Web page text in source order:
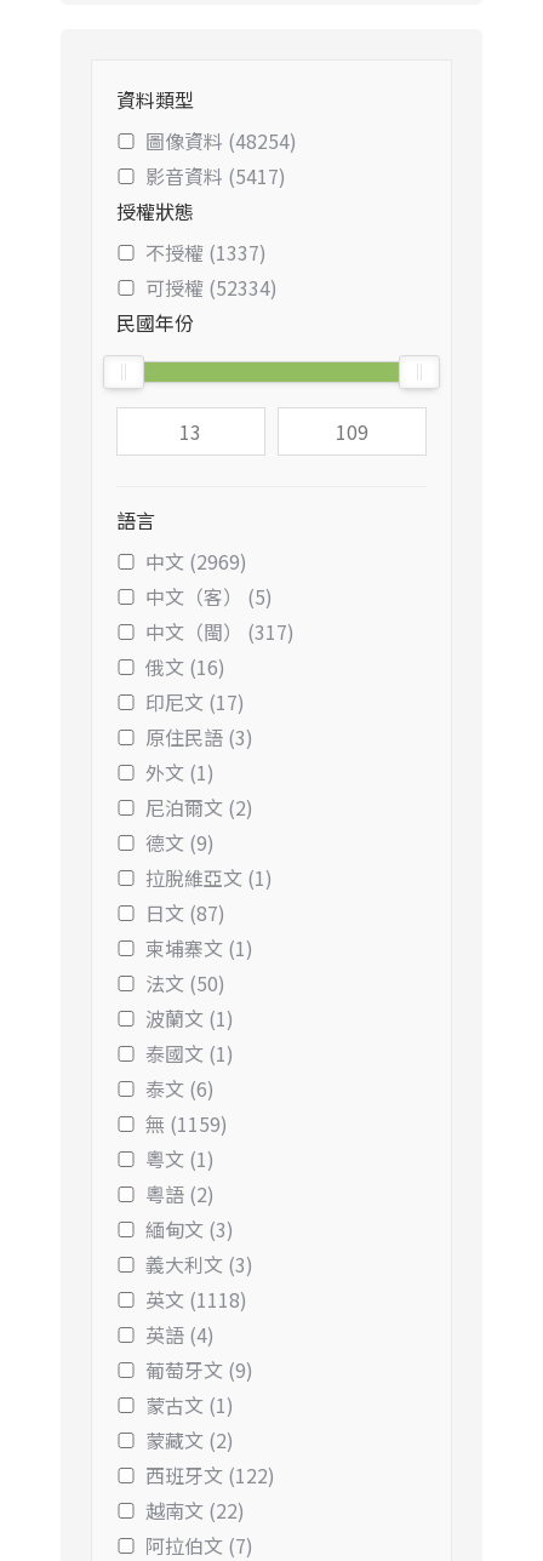
資料類型
圖像資料 (48254)
影音資料 (5417)
授權狀態
不授權 (1337)
可授權 (52334)
民國年份
語言
中文 (2969)
中文（客） (5)
中文（閩） (317)
俄文 (16)
印尼文 (17)
原住民語 (3)
外文 (1)
尼泊爾文 (2)
德文 (9)
拉脫維亞文 (1)
日文 (87)
柬埔寨文 (1)
法文 (50)
波蘭文 (1)
泰國文 (1)
泰文 (6)
無 (1159)
粵文 (1)
粵語 (2)
緬甸文 (3)
義大利文 (3)
英文 (1118)
英語 (4)
葡萄牙文 (9)
蒙古文 (1)
蒙藏文 (2)
西班牙文 (122)
越南文 (22)
阿拉伯文 (7)